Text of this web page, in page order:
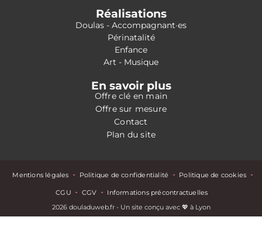
Réalisations
Doulas - Accompagnant·es
Périnatalité
Enfance
Art - Musique
En savoir plus
Offre clé en main
Offre sur mesure
Contact
Plan du site
Mentions légales Politique de confidentialité Politique de cookies
CGU CGV
Informations précontractuelles
2026 douladuweb.fr - Un site conçu avec 💖 à Lyon